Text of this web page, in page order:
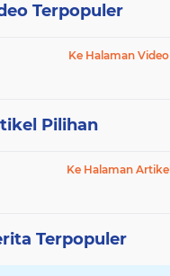
Terpopuler
Ke Halaman Video
Pilihan
Ke Halaman Artikel
Terpopuler